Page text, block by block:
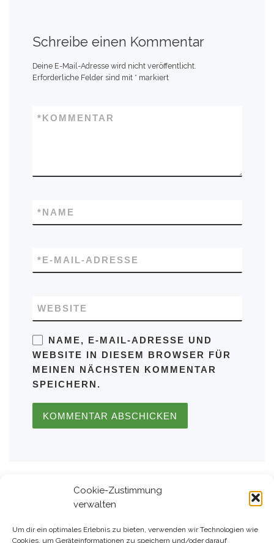
Cookie-Zustimmung
verwalten
Um dir ein optimales Erlebnis zu bieten, verwenden wir Technologien wie
Cookies, um Geräteinformationen zu speichern und/oder darauf
Schreibe einen Kommentar
Deine E-Mail-Adresse wird nicht veröffentlicht.
Erforderliche Felder sind mit * markiert
KOMMENTAR
*
NAME
*
E-MAIL-ADRESSE
*
WEBSITE
NAME, E-MAIL-ADRESSE UND
WEBSITE IN DIESEM BROWSER FÜR
MEINEN NÄCHSTEN KOMMENTAR
SPEICHERN.
Beitragsnavigation THEATERBESUCH IM LYZ: „EINE HAND VOLL DRACHENFEUER“ – DEZEMBER 2016